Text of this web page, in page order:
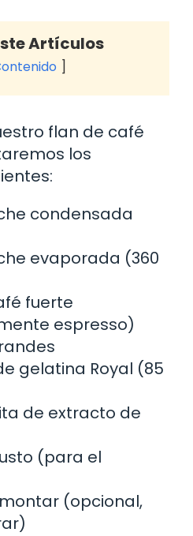
Artículos
flan de café
los
condensada
evaporada (360
fuerte
espresso)
gelatina Royal (85
de extracto de
(para el
(opcional,